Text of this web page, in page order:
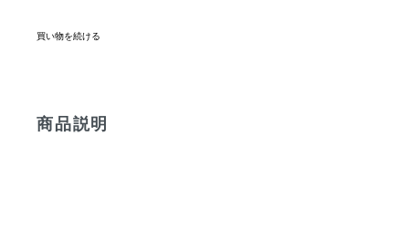
買い物を続ける
商品説明